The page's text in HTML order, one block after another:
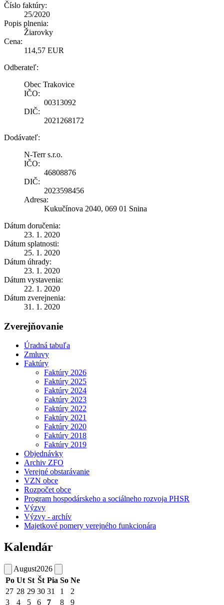
Číslo faktúry:
25/2020
Popis plnenia:
Žiarovky
Cena:
114,57 EUR
Odberateľ:
Obec Trakovice
IČO:
00313092
DIČ:
2021268172
Dodávateľ:
N-Terr s.r.o.
IČO:
46808876
DIČ:
2023598456
Adresa:
Kukučínova 2040, 069 01 Snina
Dátum doručenia:
23. 1. 2020
Dátum splatnosti:
25. 1. 2020
Dátum úhrady:
23. 1. 2020
Dátum vystavenia:
22. 1. 2020
Dátum zverejnenia:
31. 1. 2020
Zverejňovanie
Úradná tabuľa
Zmluvy
Faktúry
Faktúry 2026
Faktúry 2025
Faktúry 2024
Faktúry 2023
Faktúry 2022
Faktúry 2021
Faktúry 2020
Faktúry 2018
Faktúry 2019
Objednávky
Archiv ZFO
Verejné obstarávanie
VZN obce
Rozpočet obce
Program hospodárskeho a sociálneho rozvoja PHSR
Výzvy
Výzvy - archív
Majetkové pomery verejného funkcionára
Kalendár
August2026
Po Ut St Št Pia So Ne
27 28 29 30 31 1
2
3
4 5 6 7 8 9